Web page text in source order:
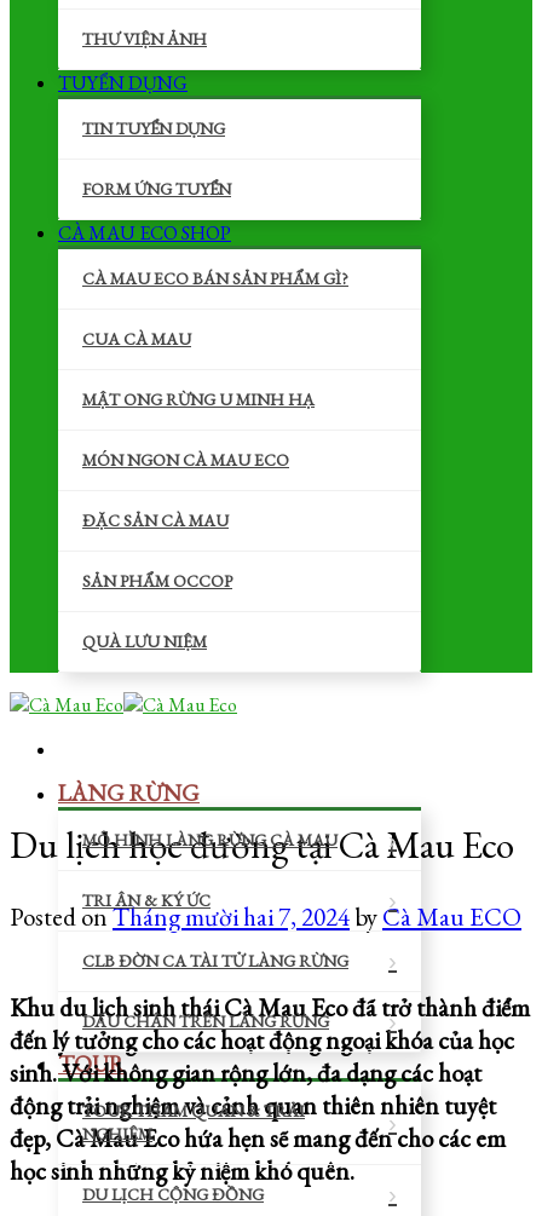
THƯ VIỆN ẢNH
TUYỂN DỤNG
TIN TUYỂN DỤNG
FORM ỨNG TUYỂN
CÀ MAU ECO SHOP
CÀ MAU ECO BÁN SẢN PHẨM GÌ?
CUA CÀ MAU
MẬT ONG RỪNG U MINH HẠ
MÓN NGON CÀ MAU ECO
ĐẶC SẢN CÀ MAU
SẢN PHẨM OCCOP
QUÀ LƯU NIỆM
LÀNG RỪNG
MÔ HÌNH LÀNG RỪNG CÀ MAU
TRI ÂN & KÝ ỨC
CLB ĐỜN CA TÀI TỬ LÀNG RỪNG
DẤU CHÂN TRÊN LÀNG RỪNG
TOUR
TOUR THAM QUAN & TRẢI
NGHIỆM
DU LỊCH CỘNG ĐỒNG
Du lịch học đường tại Cà Mau Eco
Posted onTháng mười hai 7, 2024byCà Mau ECO
Khu du lịch sinh thái Cà Mau Eco đã trở thành điểm
đến lý tưởng cho các hoạt động ngoại khóa của học
sinh. Với không gian rộng lớn, đa dạng các hoạt
động trải nghiệm và cảnh quan thiên nhiên tuyệt
đẹp, Cà Mau Eco hứa hẹn sẽ mang đến cho các em
học sinh những kỷ niệm khó quên.